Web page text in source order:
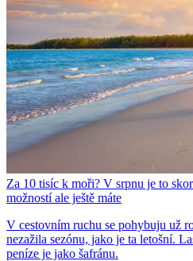
Za 10 tisíc k moři? V srpnu je to
možností ale ještě máte
V cestovním ruchu se pohybuju už
nezažila sezónu, jako je ta letošní.
peníze je jako šafránu.